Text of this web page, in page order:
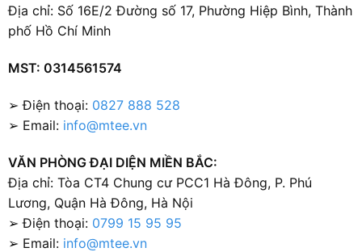
Địa chỉ: Số 16E/2 Đường số 17, Phường Hiệp Bình, Thành
phố Hồ Chí Minh
MST: 0314561574
➢ Điện thoại: 0827 888 528
➢ Email: info@mtee.vn
VĂN PHÒNG ĐẠI DIỆN MIỀN BẮC:
Địa chỉ: Tòa CT4 Chung cư PCC1 Hà Đông, P. Phú
Lương, Quận Hà Đông, Hà Nội
➢ Điện thoại: 0799 15 95 95
➢ Email: info@mtee.vn